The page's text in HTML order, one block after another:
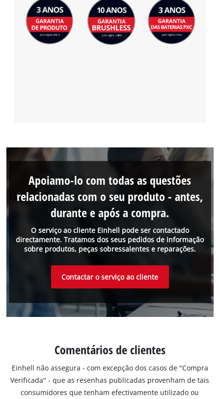
O serviço ao cliente Einhell pode ser contactado
directamente. Tratamos dos seus pedidos de informação
sobre produtos, peças sobressalentes e reparações.
Apoiamo-lo com todas as questões
relacionadas com o seu produto - antes,
durante e após a compra.
Contactar o serviço ao cliente
Comentários de clientes
Einhell não assegura - com excepção dos casos de "Compra
Verificada" - que as resenhas publicadas provenham de tais
consumidores que tenham efectivamente utilizado ou